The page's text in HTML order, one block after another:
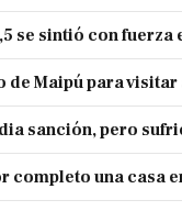
se sintió con fuerza
de Maipú para
sanción, pero
completo una casa